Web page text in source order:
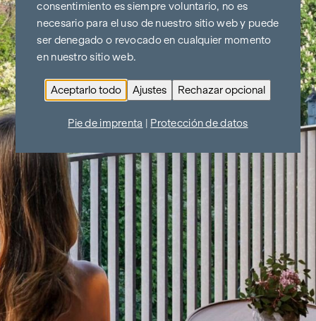
consentimiento es siempre voluntario, no es
necesario para el uso de nuestro sitio web y puede
ser denegado o revocado en cualquier momento
en nuestro sitio web.
Aceptarlo todo Ajustes Rechazar opcional
Pie de imprenta Protección de datos